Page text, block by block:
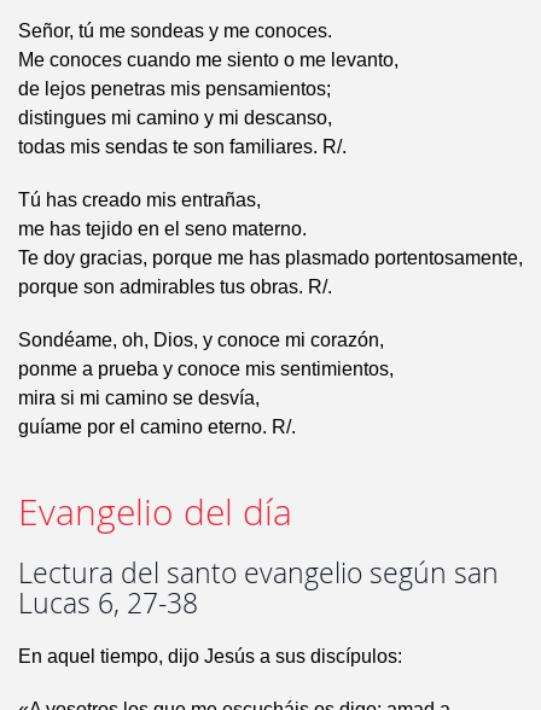
Señor, tú me sondeas y me conoces.
Me conoces cuando me siento o me levanto,
de lejos penetras mis pensamientos;
distingues mi camino y mi descanso,
todas mis sendas te son familiares. R/.
Tú has creado mis entrañas,
me has tejido en el seno materno.
Te doy gracias, porque me has plasmado portentosamente,
porque son admirables tus obras. R/.
Sondéame, oh, Dios, y conoce mi corazón,
ponme a prueba y conoce mis sentimientos,
mira si mi camino se desvía,
guíame por el camino eterno. R/.
Evangelio del día
Lectura del santo evangelio según san
Lucas 6, 27-38
En aquel tiempo, dijo Jesús a sus discípulos: